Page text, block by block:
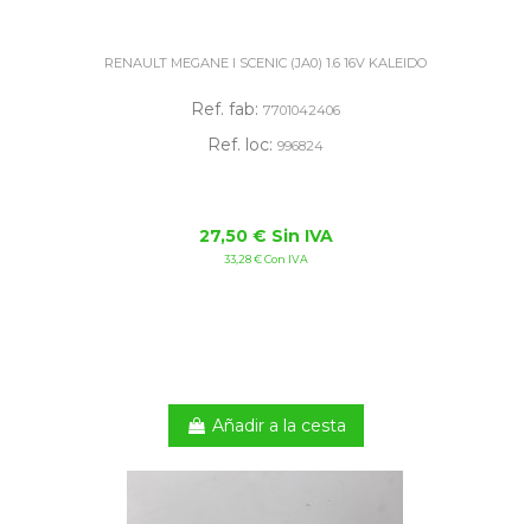
RENAULT MEGANE I SCENIC (JA0) 1.6 16V KALEIDO
Ref. fab: 7701042406
Ref. loc: 996824
27,50 € Sin IVA
33,28 € Con IVA
Añadir a la cesta